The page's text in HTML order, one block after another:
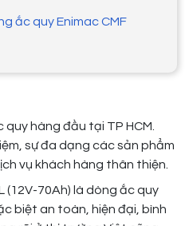
ắc quy Enimac CMF
quy hàng đầu tại TP HCM.
sự đa dạng các sản phẩm
vụ khách hàng thân thiện.
(12V-70Ah) là dòng ắc quy
biệt an toàn, hiện đại, bình